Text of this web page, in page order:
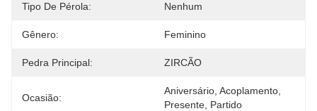
Tipo De Pérola: Nenhum
Gênero: Feminino
Pedra Principal: ZIRCÃO
Ocasião:
Aniversário, Acoplamento,
Presente, Partido